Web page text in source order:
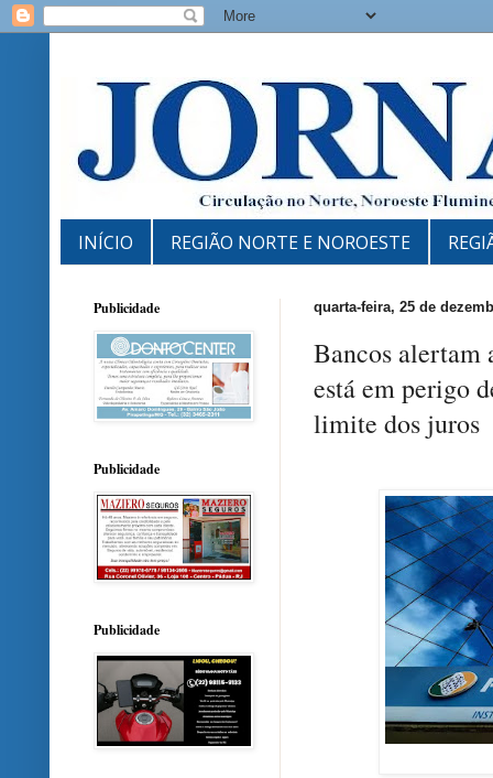
INÍCIO REGIÃO NORTE E NOROESTE
quarta-feira, 25 de
Bancos alertam
está em perigo
limite dos juros
Publicidade
Publicidade
Publicidade